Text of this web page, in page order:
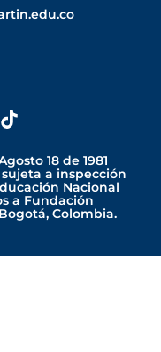
T
k
t
o
k
18 de 1981
a inspección
Nacional
a Fundación
Colombia.